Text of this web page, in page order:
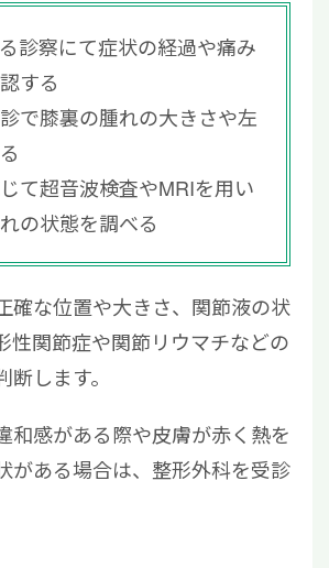
診察にて症状の経過や痛み
する
で膝裏の腫れの大きさや左
て超音波検査やMRIを用い
の状態を調べる
確な位置や大きさ、関節液の状
性関節症や関節リウマチなどの
します。
和感がある際や皮膚が赤く熱を
がある場合は、整形外科を受診